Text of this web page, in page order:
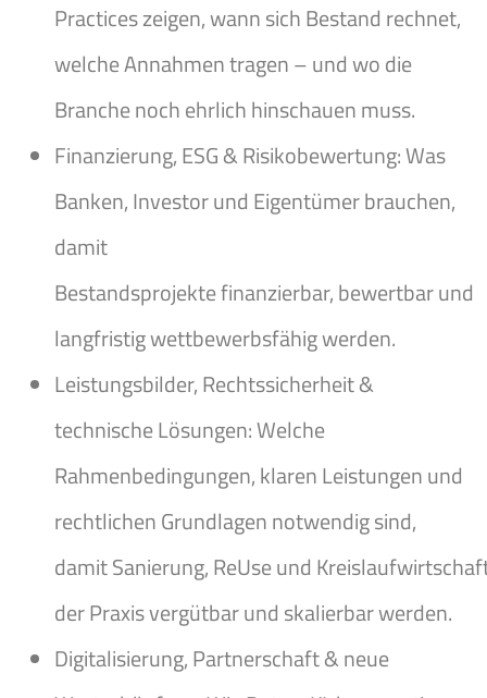
Practices zeigen, wann sich Bestand rechnet,
welche Annahmen tragen – und wo die
Branche noch ehrlich hinschauen muss.
Finanzierung, ESG & Risikobewertung: Was
Banken, Investor und Eigentümer brauchen,
damit
Bestandsprojekte finanzierbar, bewertbar und
langfristig wettbewerbsfähig werden.
Leistungsbilder, Rechtssicherheit &
technische Lösungen: Welche
Rahmenbedingungen, klaren Leistungen und
rechtlichen Grundlagen notwendig sind,
damit Sanierung, ReUse und
der Praxis vergütbar und skalierbar werden.
Digitalisierung, Partnerschaft & neue